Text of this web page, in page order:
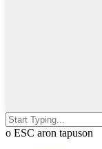
o ESC aron tapuson